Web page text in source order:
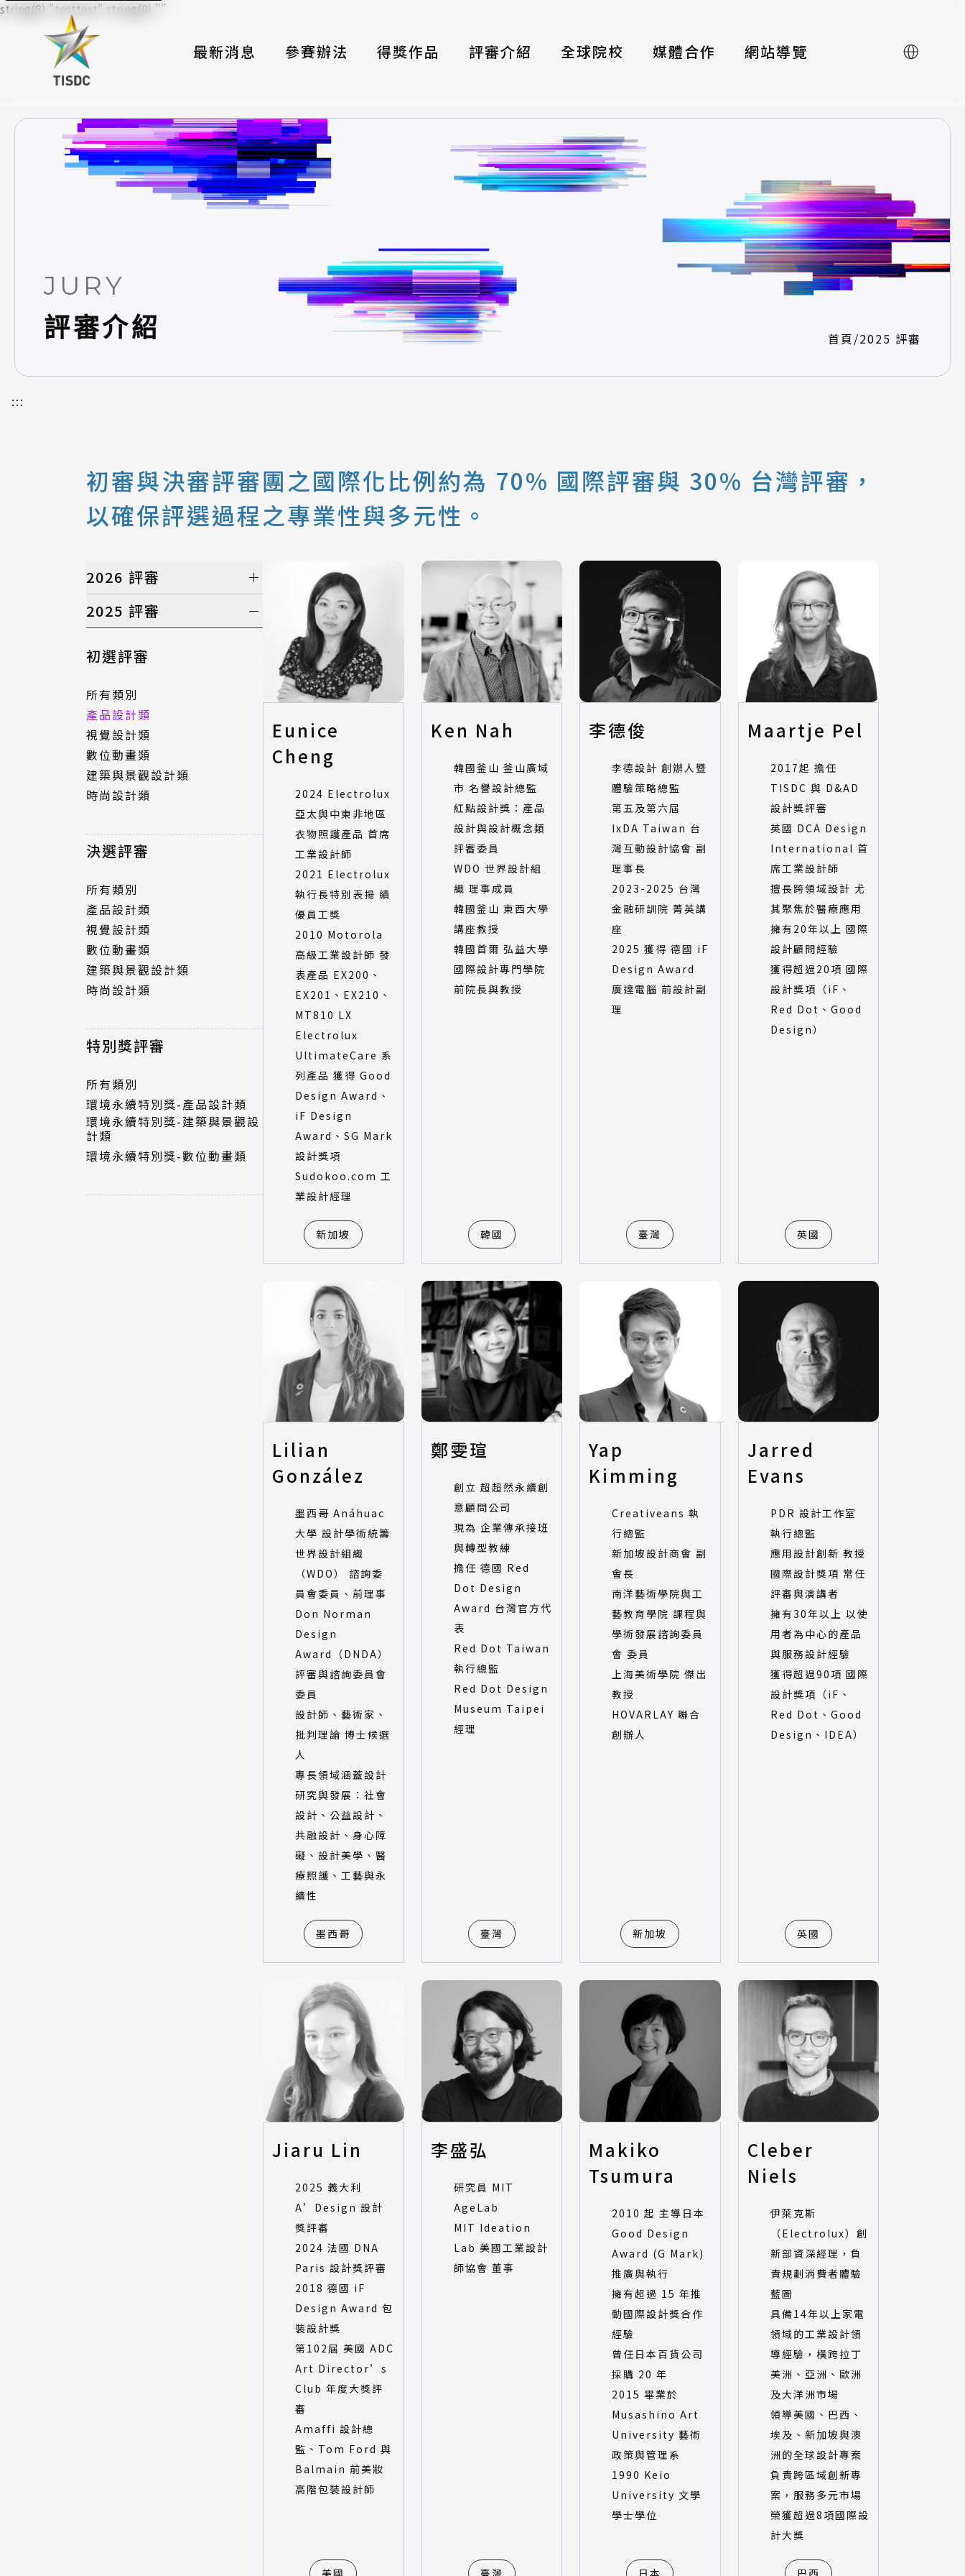
最新消息 參賽辦法
國際夥伴
時程與類別
報名格式
簡章與年鑑
常見問題
得獎作品 評審介紹 全球院校 媒體合作 網站導覽 English
string(8) "testtest" string(0) ""
JURY
評審介紹
首頁/2025 評審
:::
初審與決審評審團之國際化比例約為 70% 國際評審與 30% 台灣評審，
以確保評選過程之專業性與多元性。
2026 評審
初選評審
所有類別
產品設計類
視覺設計類
數位動畫類
建築與景觀設計類
時尚設計類
決選評審
所有類別
產品設計類
視覺設計類
數位動畫類
建築與景觀設計類
時尚設計類
特別獎評審
所有類別
環境永續特別獎-產品設計類
環境永續特別獎-建築與景觀設
計類
環境永續特別獎-數位動畫類
2025 評審
初選評審
所有類別
產品設計類
視覺設計類
數位動畫類
建築與景觀設計類
時尚設計類
決選評審
所有類別
產品設計類
視覺設計類
數位動畫類
建築與景觀設計類
時尚設計類
特別獎評審
所有類別
環境永續特別獎-產品設計類
環境永續特別獎-建築與景觀設
計類
環境永續特別獎-數位動畫類
Eunice
Cheng
2024 Electrolux
亞太與中東非地區
衣物照護產品 首席
工業設計師
2021 Electrolux
執行長特別表揚 績
優員工獎
2010 Motorola
高級工業設計師 發
表產品 EX200、
EX201、EX210、
MT810 LX
Electrolux
UltimateCare 系
列產品 獲得 Good
Design Award、
iF Design
Award、SG Mark
設計獎項
Sudokoo.com 工
業設計經理
新加坡
Ken Nah
韓國釜山 釜山廣域
市 名譽設計總監
紅點設計獎：產品
設計與設計概念類
評審委員
WDO 世界設計組
織 理事成員
韓國釜山 東西大學
講座教授
韓國首爾 弘益大學
國際設計專門學院
前院長與教授
韓國
李德俊
李德設計 創辦人暨
體驗策略總監
第五及第六屆
IxDA Taiwan 台
灣互動設計協會 副
理事長
2023-2025 台灣
金融研訓院 菁英講
座
2025 獲得 德國 iF
Design Award
廣達電腦 前設計副
理
臺灣
Maartje Pel
2017起 擔任
TISDC 與 D&AD
設計獎評審
英國 DCA Design
International 首
席工業設計師
擅長跨領域設計 尤
其聚焦於醫療應用
擁有20年以上 國際
設計顧問經驗
獲得超過20項 國際
設計獎項（iF、
Red Dot、Good
Design）
英國
Lilian
González
墨西哥 Anáhuac
大學 設計學術統籌
世界設計組織
（WDO） 諮詢委
員會委員、前理事
Don Norman
Design
Award（DNDA）
評審與諮詢委員會
委員
設計師、藝術家、
批判理論 博士候選
人
專長領域涵蓋設計
研究與發展：社會
設計、公益設計、
共融設計、身心障
礙、設計美學、醫
療照護、工藝與永
續性
墨西哥
鄭雯瑄
創立 超超然永續創
意顧問公司
現為 企業傳承接班
與轉型教練
擔任 德國 Red
Dot Design
Award 台灣官方代
表
Red Dot Taiwan
執行總監
Red Dot Design
Museum Taipei
經理
臺灣
Yap
Kimming
Creativeans 執
行總監
新加坡設計商會 副
會長
南洋藝術學院與工
藝教育學院 課程與
學術發展諮詢委員
會 委員
上海美術學院 傑出
教授
HOVARLAY 聯合
創辦人
新加坡
Jarred
Evans
PDR 設計工作室
執行總監
應用設計創新 教授
國際設計獎項 常任
評審與演講者
擁有30年以上 以使
用者為中心的產品
與服務設計經驗
獲得超過90項 國際
設計獎項（iF、
Red Dot、Good
Design、IDEA）
英國
Jiaru Lin
2025 義大利
A’Design 設計
獎評審
2024 法國 DNA
Paris 設計獎評審
2018 德國 iF
Design Award 包
裝設計獎
第102屆 美國 ADC
Art Director’s
Club 年度大獎評
審
Amaffi 設計總
監、Tom Ford 與
Balmain 前美妝
高階包裝設計師
美國
李盛弘
研究員 MIT
AgeLab
MIT Ideation
Lab 美國工業設計
師協會 董事
臺灣
Makiko
Tsumura
2010 起 主導日本
Good Design
Award (G Mark)
推廣與執行
擁有超過 15 年推
動國際設計獎合作
經驗
曾任日本百貨公司
採購 20 年
2015 畢業於
Musashino Art
University 藝術
政策與管理系
1990 Keio
University 文學
學士學位
日本
Cleber
Niels
伊萊克斯
（Electrolux）創
新部資深經理，負
責規劃消費者體驗
藍圖
具備14年以上家電
領域的工業設計領
導經驗，橫跨拉丁
美洲、亞洲、歐洲
及大洋洲市場
領導美國、巴西、
埃及、新加坡與澳
洲的全球設計專案
負責跨區域創新專
案，服務多元市場
榮獲超過8項國際設
計大獎
巴西